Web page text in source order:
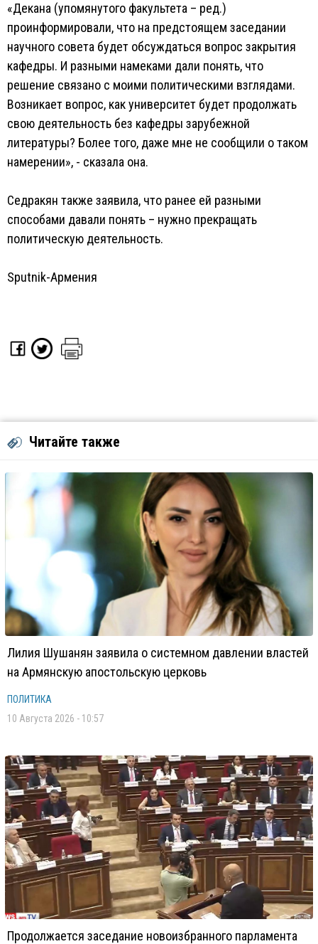
«Декана (упомянутого факультета – ред.)
проинформировали, что на предстоящем заседании
научного совета будет обсуждаться вопрос закрытия
кафедры. И разными намеками дали понять, что
решение связано с моими политическими взглядами.
Возникает вопрос, как университет будет продолжать
свою деятельность без кафедры зарубежной
литературы? Более того, даже мне не сообщили о таком
намерении», - сказала она.
Седракян также заявила, что ранее ей разными
способами давали понять – нужно прекращать
политическую деятельность.
Sputnik-Армения
Читайте также
Лилия Шушанян заявила о системном давлении властей
на Армянскую апостольскую церковь
ПОЛИТИКА
10 Августа 2026 - 10:57
Продолжается заседание новоизбранного парламента